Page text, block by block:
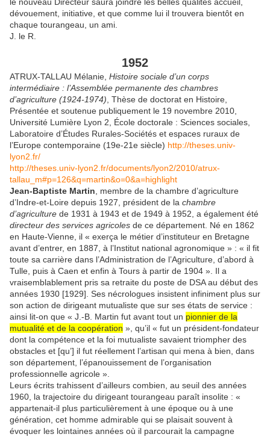
le nouveau Directeur saura joindre les belles qualités accueil,
dévouement, initiative, et que comme lui il trouvera bientôt en
chaque tourangeau, un ami.
J. le R.
1952
ATRUX-TALLAU Mélanie, Histoire sociale d’un corps
intermédiaire : l’Assemblée permanente des chambres
d’agriculture (1924-1974), Thèse de doctorat en Histoire,
Présentée et soutenue publiquement le 19 novembre 2010,
Université Lumière Lyon 2, École doctorale : Sciences sociales,
Laboratoire d’Études Rurales-Sociétés et espaces ruraux de
l’Europe contemporaine (19e-21e siècle) http://theses.univ-
lyon2.fr/
http://theses.univ-lyon2.fr/documents/lyon2/2010/atrux-
tallau_m#p=126&q=martin&o=0&a=highlight
Jean-Baptiste Martin, membre de la chambre d’agriculture
d’Indre-et-Loire depuis 1927, président de la chambre
d’agriculture de 1931 à 1943 et de 1949 à 1952, a également été
directeur des services agricoles de ce département. Né en 1862
en Haute-Vienne, il « exerça le métier d’instituteur en Bretagne
avant d’entrer, en 1887, à l’Institut national agronomique » : « il fit
toute sa carrière dans l’Administration de l’Agriculture, d’abord à
Tulle, puis à Caen et enfin à Tours à partir de 1904 ». Il a
vraisemblablement pris sa retraite du poste de DSA au début des
années 1930 [1929]. Ses nécrologues insistent infiniment plus sur
son action de dirigeant mutualiste que sur ses états de service :
ainsi lit-on que « J.-B. Martin fut avant tout un pionnier de la
mutualité et de la coopération », qu’il « fut un président-fondateur
dont la compétence et la foi mutualiste savaient triompher des
obstacles et [qu’] il fut réellement l’artisan qui mena à bien, dans
son département, l’épanouissement de l’organisation
professionnelle agricole ».
Leurs écrits trahissent d’ailleurs combien, au seuil des années
1960, la trajectoire du dirigeant tourangeau paraît insolite : «
appartenait-il plus particulièrement à une époque ou à une
génération, cet homme admirable qui se plaisait souvent à
évoquer les lointaines années où il parcourait la campagne